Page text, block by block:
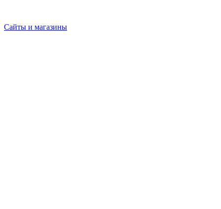
Сайты и магазины